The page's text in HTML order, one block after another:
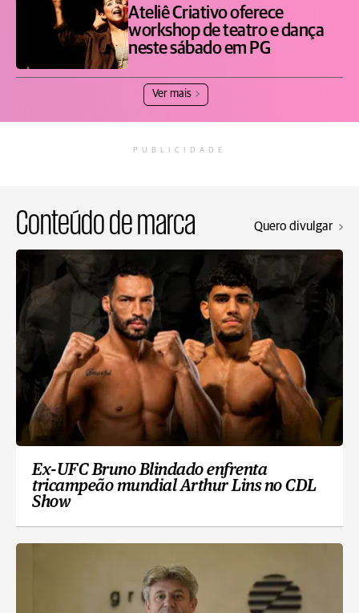
Ateliê Criativo oferece
workshop de teatro e dança
neste sábado em PG
Ver mais
PUBLICIDADE
Conteúdo de marca Quero divulgar
Ex-UFC Bruno Blindado enfrenta
tricampeão mundial Arthur Lins no CDL
Show